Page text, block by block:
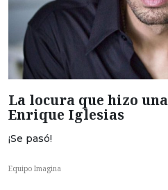
La locura que hizo
Enrique Iglesias
¡Se pasó!
Equipo Imagina